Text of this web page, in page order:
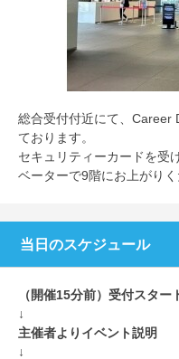
総合受付付近にて、Career
ております。
セキュリティーカードを受
ベーターで9階にお上がりく
当日のスケジュール
（開催15分前）受付スター
↓
主催者よりイベント説明
↓